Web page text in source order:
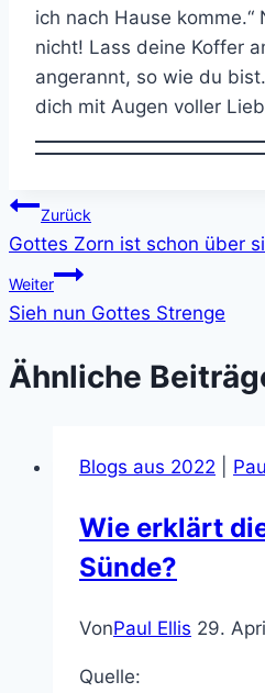
ich nach Hause
nicht! Lass deine Koffer
angerannt, so wie du
dich mit Augen voller
Zurück
Gottes Zorn ist schon über
Weiter
Sieh nun Gottes Strenge
Ähnliche
Blogs aus 2022
Wie erklärt
Sünde?
VonPaul Ellis 29.
Quelle: